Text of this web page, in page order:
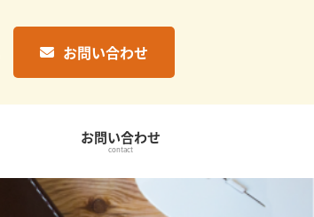
お問い合わせ
お問い合わせ
contact